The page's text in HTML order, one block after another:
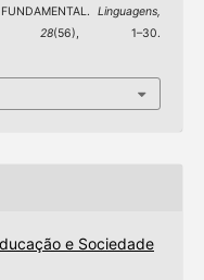
Linguagens,
28(56), 1–30.
e Sociedade